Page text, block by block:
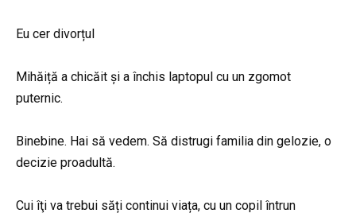
Eu cer divorțul
Mihăiță a chicăit și a închis laptopul cu un zgomot
puternic.
Binebine. Hai să vedem. Să distrugi familia din gelozie, o
decizie proadultă.
Cui îţi va trebui săți continui viața, cu un copil întrun